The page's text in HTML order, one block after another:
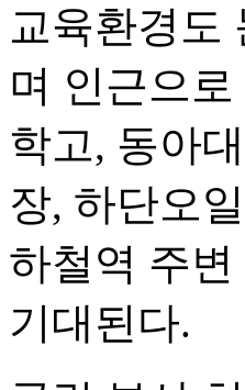
교육환경도
며 인근으
학고, 동아
장, 하단오
하철역 주
기대된다.